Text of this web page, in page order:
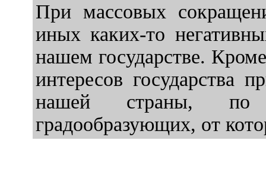
При массовых
иных каких-то
нашем государстве.
интересов государства
нашей страны, по
градообразующих, от